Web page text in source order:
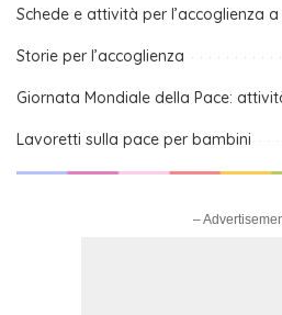
Schede e attività per l’accoglienza
Storie per l’accoglienza
Giornata Mondiale della Pace:
Lavoretti sulla pace per bambini
–